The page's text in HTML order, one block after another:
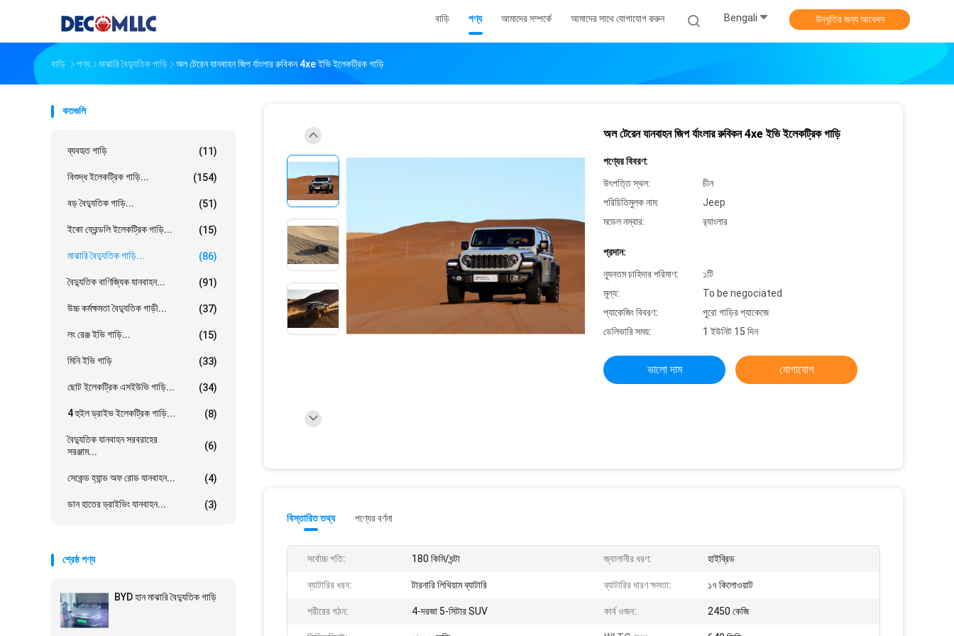
বাড়ি পণ্য আমাদের সম্পর্কে আমাদের সাথে যোগাযোগ করুন Bengali উদ্ধৃতির জন্য আবেদন
বাড়ি পণ্য মাঝারি বৈদ্যুতিক গাড়ি অল টেরেন যানবাহন জিপ র্যাংলার রুবিকন 4xe ইভি ইলেকট্রিক গাড়ি
কতগুলি
ব্যবহৃত গাড়ি (11)
বিশুদ্ধ ইলেকট্রিক গাড়ি... (154)
বড় বৈদ্যুতিক গাড়ি... (51)
ইকো ফ্রেন্ডলি ইলেকট্রিক গাড়ি... (15)
মাঝারি বৈদ্যুতিক গাড়ি... (86)
বৈদ্যুতিক বাণিজ্যিক যানবাহন... (91)
উচ্চ কর্মক্ষমতা বৈদ্যুতিক গাড়ী... (37)
লং রেঞ্জ ইভি গাড়ি... (15)
মিনি ইভি গাড়ি (33)
ছোট ইলেকট্রিক এসইউভি গাড়ি... (34)
4 হুইল ড্রাইভ ইলেকট্রিক গাড়ি... (8)
বৈদ্যুতিক যানবাহন সরবরাহের
সরঞ্জাম...
(6)
সেকেন্ড হ্যান্ড অফ রোড যানবাহন... (4)
ডান হাতের ড্রাইভিং যানবাহন... (3)
শ্রেষ্ঠ পণ্য
BYD হান মাঝারি বৈদ্যুতিক গাড়ি
অল টেরেন যানবাহন জিপ র্যাংলার রুবিকন 4xe ইভি ইলেকট্রিক গাড়ি
পণ্যের বিবরণ:
উৎপত্তি স্থল:
চীন
পরিচিতিমুলক নাম:
Jeep
মডেল নম্বার:
র‍্যাংলার
প্রদান:
ন্যূনতম চাহিদার পরিমাণ:
১টি
মূল্য:
To be negociated
প্যাকেজিং বিবরণ:
পুরো গাড়ির প্যাকেজে
ডেলিভারি সময়:
1 ইউনিট 15 দিন
ভালো দাম যোগাযোগ
বিস্তারিত তথ্য পণ্যের বর্ণনা
সর্বোচ্চ গতি: 180 কিমি/ঘন্টা জ্বালানীর ধরণ: হাইব্রিড
ব্যাটারির ধরন: টারনারি লিথিয়াম ব্যাটারি ব্যাটারির ধারণ ক্ষমতা: ১৭ কিলোওয়াট
শরীরের গঠন: 4-দরজা 5-সিটার SUV কার্ব ওজন: 2450 কেজি